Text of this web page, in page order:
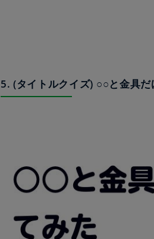
5. (タイトルクイズ) ○○と金具